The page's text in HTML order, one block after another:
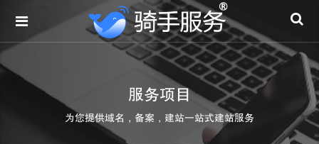
服务项目
为您提供域名，备案，建站一站式建站服务